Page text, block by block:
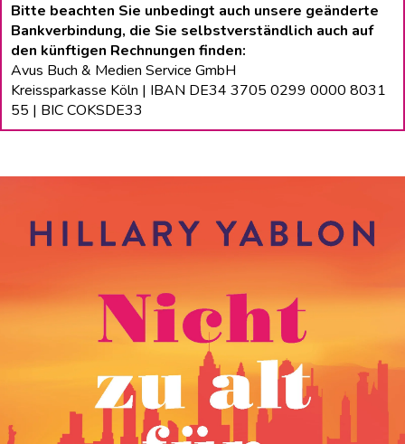
Bitte beachten Sie unbedingt auch unsere geänderte
Bankverbindung, die Sie selbstverständlich auch auf
den künftigen Rechnungen finden:
Avus Buch & Medien Service GmbH
Kreissparkasse Köln | IBAN DE34 3705 0299 0000 8031
55 | BIC COKSDE33